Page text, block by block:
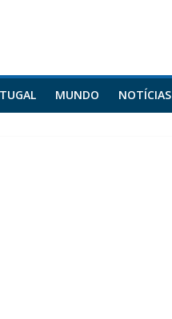
MUNDO NOTÍCIAS